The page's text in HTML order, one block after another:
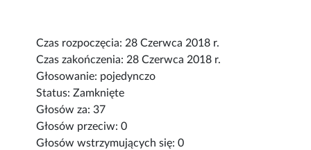
Czas rozpoczęcia: 28 Czerwca 2018 r.
Czas zakończenia: 28 Czerwca 2018 r.
Głosowanie: pojedynczo
Status: Zamknięte
Głosów za: 37
Głosów przeciw: 0
Głosów wstrzymujących się: 0